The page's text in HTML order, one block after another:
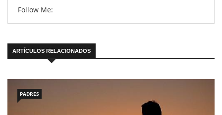
Follow Me:
ARTÍCULOS RELACIONADOS
PADRES